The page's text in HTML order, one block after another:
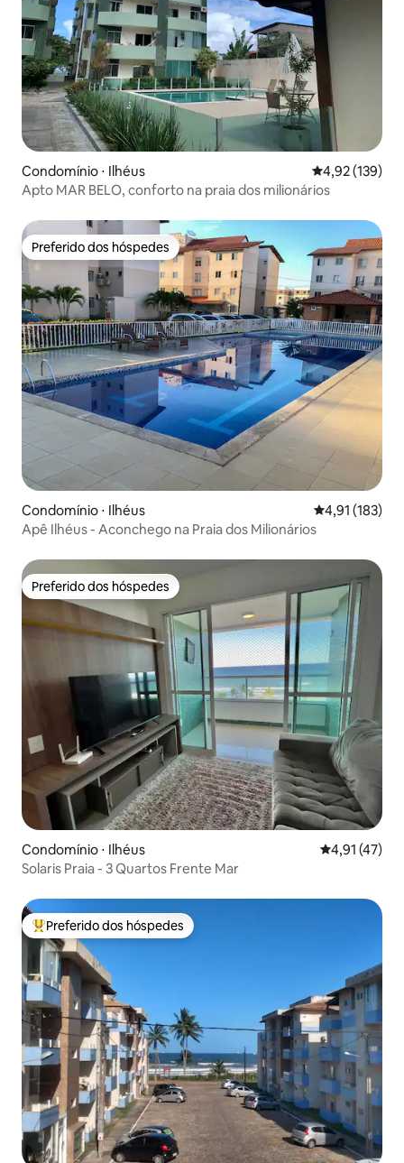
Condomínio ⋅ Ilhéus 4,92 de uma
4,92 (139)
Apto MAR BELO, conforto na praia dos milionários
Preferido dos hóspedes
Preferido dos hóspedes
Condomínio ⋅ Ilhéus 4,91 de uma
4,91 (183)
Apê Ilhéus - Aconchego na Praia dos Milionários
Preferido dos hóspedes
Preferido dos hóspedes
Condomínio ⋅ Ilhéus 4,91 de uma
4,91 (47)
Solaris Praia - 3 Quartos Frente Mar
Entre os melhores preferidos dos hóspedes
Preferido dos hóspedes